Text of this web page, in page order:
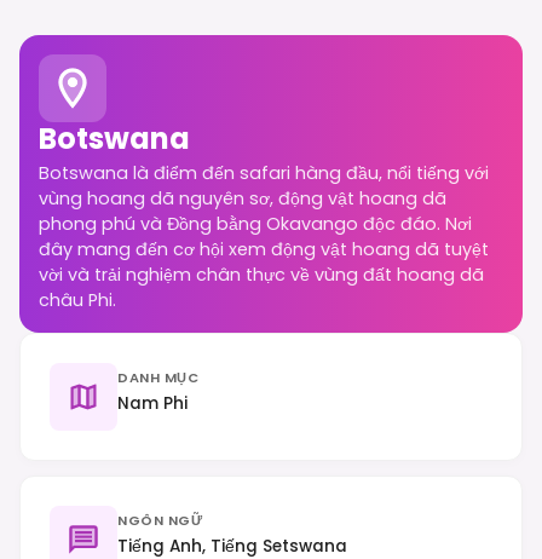
Botswana
Botswana là điểm đến safari hàng đầu, nổi tiếng với
vùng hoang dã nguyên sơ, động vật hoang dã
phong phú và Đồng bằng Okavango độc đáo. Nơi
đây mang đến cơ hội xem động vật hoang dã tuyệt
vời và trải nghiệm chân thực về vùng đất hoang dã
châu Phi.
DANH MỤC
Nam Phi
NGÔN NGỮ
Tiếng Anh, Tiếng Setswana